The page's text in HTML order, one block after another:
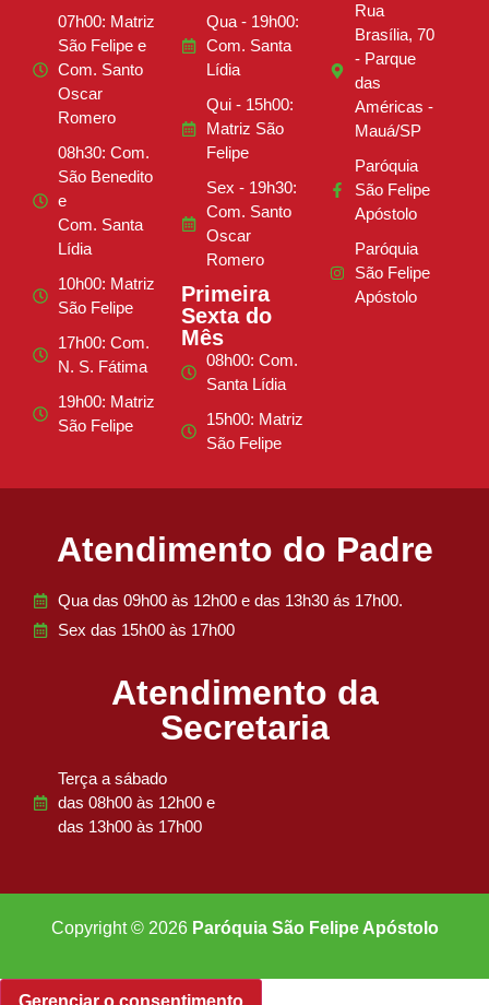
07h00: Matriz
São Felipe e
Com. Santo
Oscar
Romero
08h30: Com.
São Benedito
e
Com. Santa
Lídia
10h00: Matriz
São Felipe
17h00: Com.
N. S. Fátima
19h00: Matriz
São Felipe
Qua - 19h00:
Com. Santa
Lídia
Qui - 15h00:
Matriz São
Felipe
Sex - 19h30:
Com. Santo
Oscar
Romero
Primeira
Sexta do
Mês
08h00: Com.
Santa Lídia
15h00: Matriz
São Felipe
Rua
Brasília, 70
- Parque
das
Américas -
Mauá/SP
Paróquia
São Felipe
Apóstolo
Paróquia
São Felipe
Apóstolo
Atendimento do Padre
Qua das 09h00 às 12h00 e das 13h30 ás 17h00.
Sex das 15h00 às 17h00
Atendimento da
Secretaria
Terça a sábado
das 08h00 às 12h00 e
das 13h00 às 17h00
Copyright © 2026 Paróquia São Felipe Apóstolo